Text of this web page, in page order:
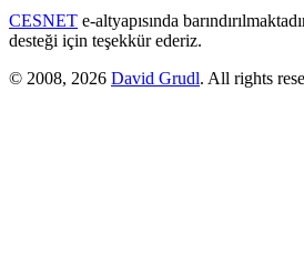
CESNET e-altyapısında
desteği için teşekkür ederiz.
© 2008, 2026 David Grudl. All rights